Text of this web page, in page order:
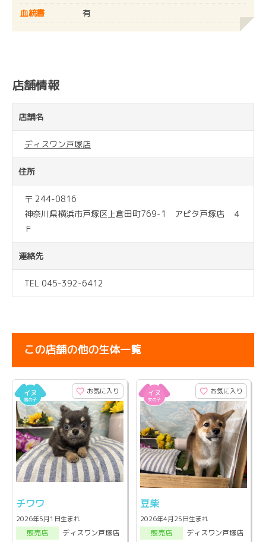
血統書
有
店舗情報
店舗名
ディスワン戸塚店
住所
〒 244-0816
神奈川県横浜市戸塚区上倉田町769-1 アピタ戸塚店 ４
Ｆ
連絡先
TEL 045-392-6412
この店舗の他の生体一覧
お気に入り
チワワ
2026年5月1日生まれ
販売店
ディスワン戸塚店
お気に入り
豆柴
2026年4月25日生まれ
販売店
ディスワン戸塚店